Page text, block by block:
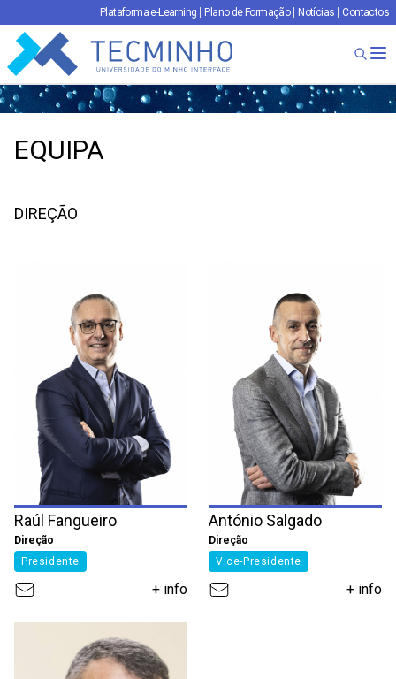
Plataforma e-Learning Plano de Formação Notícias Contactos
TECMINHO
EQUIPA
DIREÇÃO
Raúl Fangueiro
Direção
Presidente
+ info
António Salgado
Direção
Vice-Presidente
+ info